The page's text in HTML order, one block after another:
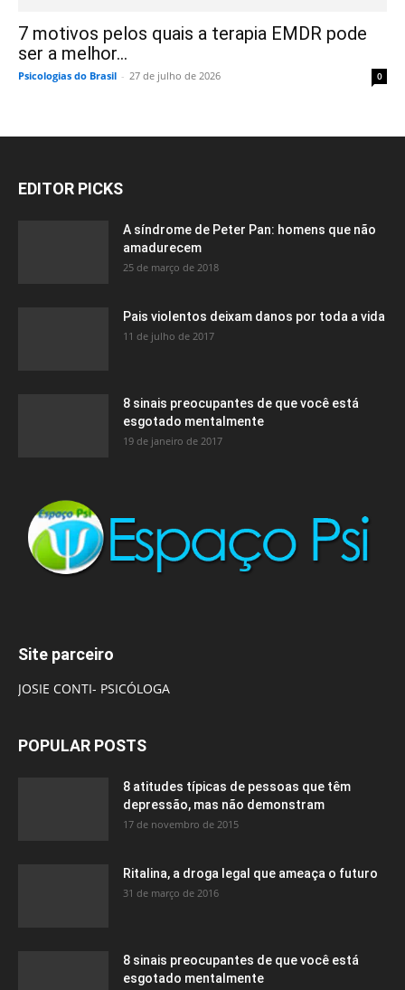
7 motivos pelos quais a terapia EMDR pode
ser a melhor...
Psicologias do Brasil - 27 de julho de 2026 0
EDITOR PICKS
A síndrome de Peter Pan: homens que não
amadurecem
25 de março de 2018
Pais violentos deixam danos por toda a vida
11 de julho de 2017
8 sinais preocupantes de que você está
esgotado mentalmente
19 de janeiro de 2017
Site parceiro
JOSIE CONTI- PSICÓLOGA
POPULAR POSTS
8 atitudes típicas de pessoas que têm
depressão, mas não demonstram
17 de novembro de 2015
Ritalina, a droga legal que ameaça o futuro
31 de março de 2016
8 sinais preocupantes de que você está
esgotado mentalmente